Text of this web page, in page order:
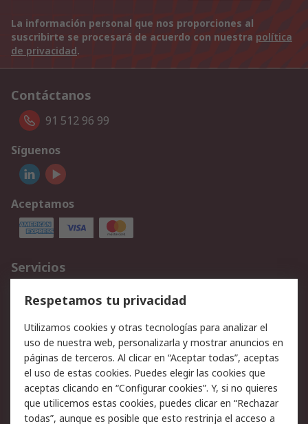
La información personal que nos proporciones al
suscribirte se procesará de acuerdo con nuestra política
de privacidad.
Contáctanos
91 512 96 99
Síguenos
Aceptamos
Servicios
Cómo realizar pedidos
Devoluciones
Facturación y pago
Ofertas
Soporte técnico
Legal
Aviso legal
Política de privacidad -
Actualizada
Respetamos tu privacidad
Utilizamos cookies y otras tecnologías para analizar el
uso de nuestra web, personalizarla y mostrar anuncios en
páginas de terceros. Al clicar en “Aceptar todas”, aceptas
el uso de estas cookies. Puedes elegir las cookies que
aceptas clicando en “Configurar cookies”. Y, si no quieres
que utilicemos estas cookies, puedes clicar en “Rechazar
todas”, aunque es posible que esto restrinja el acceso a